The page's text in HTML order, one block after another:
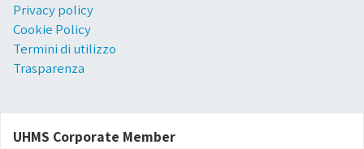
Privacy policy
Cookie Policy
Termini di utilizzo
Trasparenza
UHMS Corporate Member